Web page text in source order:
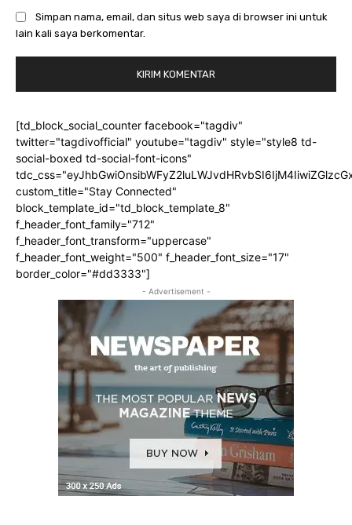
Simpan nama, email, dan situs web saya di browser ini untuk
lain kali saya berkomentar.
[td_block_social_counter facebook="tagdiv"
twitter="tagdivofficial" youtube="tagdiv" style="style8 td-
social-boxed td-social-font-icons"
custom_title="Stay Connected"
block_template_id="td_block_template_8"
f_header_font_family="712"
f_header_font_transform="uppercase"
f_header_font_weight="500" f_header_font_size="17"
border_color="#dd3333"]
- Advertisement -